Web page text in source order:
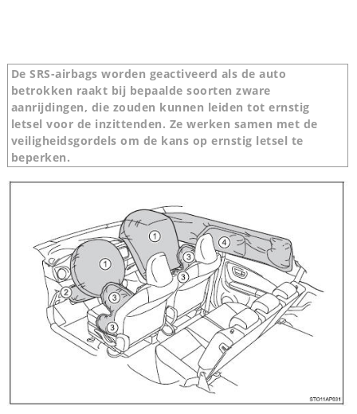
De SRS-airbags worden geactiveerd als de auto
betrokken raakt bij bepaalde soorten zware
aanrijdingen, die zouden kunnen leiden tot ernstig
letsel voor de inzittenden. Ze werken samen met de
veiligheidsgordels om de kans op ernstig letsel te
beperken.